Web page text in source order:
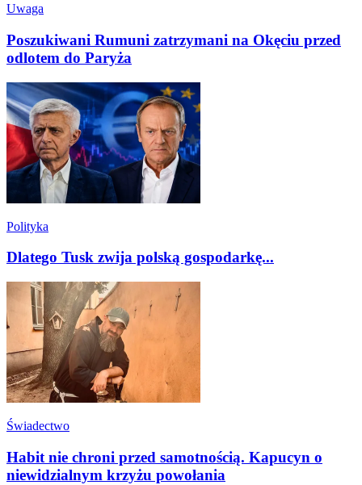
Uwaga
Poszukiwani Rumuni zatrzymani na Okęciu przed
odlotem do Paryża
Polityka
Dlatego Tusk zwija polską gospodarkę...
Świadectwo
Habit nie chroni przed samotnością. Kapucyn o
niewidzialnym krzyżu powołania